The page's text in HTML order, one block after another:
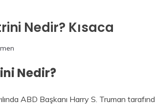
Nedir? Kısaca
Nedir?
ABD Başkanı Harry S. Truman